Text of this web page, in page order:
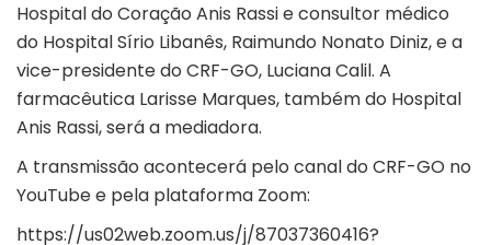
Hospital do Coração Anis Rassi e consultor médico
do Hospital Sírio Libanês, Raimundo Nonato Diniz, e a
vice-presidente do CRF-GO, Luciana Calil. A
farmacêutica Larisse Marques, também do Hospital
Anis Rassi, será a mediadora.
A transmissão acontecerá pelo canal do CRF-GO no
YouTube e pela plataforma Zoom:
https://us02web.zoom.us/j/87037360416?